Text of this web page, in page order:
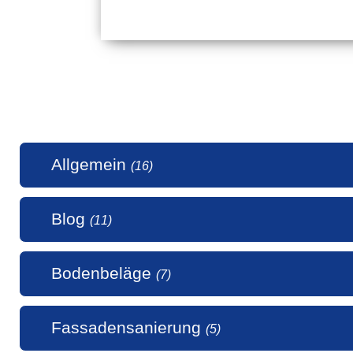
Allgemein (16)
50
Blog (11)
Alte
Bodenbeläge (7)
Fassadensanierung (5)